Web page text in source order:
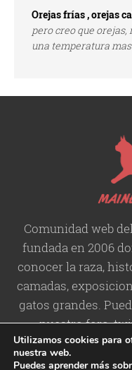
Orejas frías , orejas
pero creo que
una temperatura mas
Comunidad web
fundada en 2006
conocer la raza,
camadas,
gatos grandes.
nuestro foro,
Utilizamos cookies para
nuestra web.
Puedes aprender más